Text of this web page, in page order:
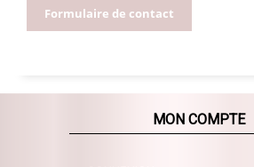
Formulaire de contact
MON COMPTE